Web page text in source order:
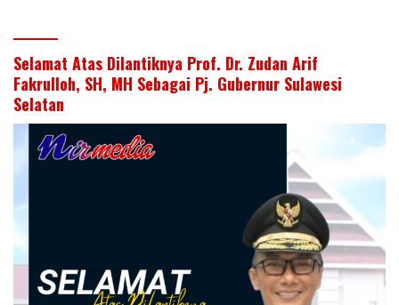
Selamat Atas Dilantiknya Prof. Dr. Zudan Arif
Fakrulloh, SH, MH Sebagai Pj. Gubernur Sulawesi
Selatan